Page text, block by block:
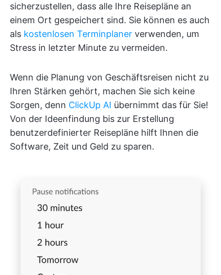
sicherzustellen, dass alle Ihre Reisepläne an
einem Ort gespeichert sind. Sie können es auch
als kostenlosen Terminplaner verwenden, um
Stress in letzter Minute zu vermeiden.
Wenn die Planung von Geschäftsreisen nicht zu
Ihren Stärken gehört, machen Sie sich keine
Sorgen, denn ClickUp AI übernimmt das für Sie!
Von der Ideenfindung bis zur Erstellung
benutzerdefinierter Reisepläne hilft Ihnen die
Software, Zeit und Geld zu sparen.